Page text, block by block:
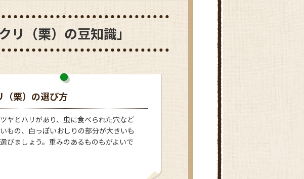
リ（栗）の豆知識」
（栗）の選び方
ヤとハリがあり、虫に食べられた穴など
もの、白っぽいおしりの部分が大きいも
びましょう。重みのあるものもがよいで